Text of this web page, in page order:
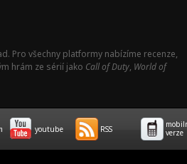
Pro všechny platformy nabízíme recenze,
hrám ze sérií jako Call of Duty, World of
youtube RSS
verze